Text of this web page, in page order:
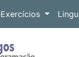
Exercícios